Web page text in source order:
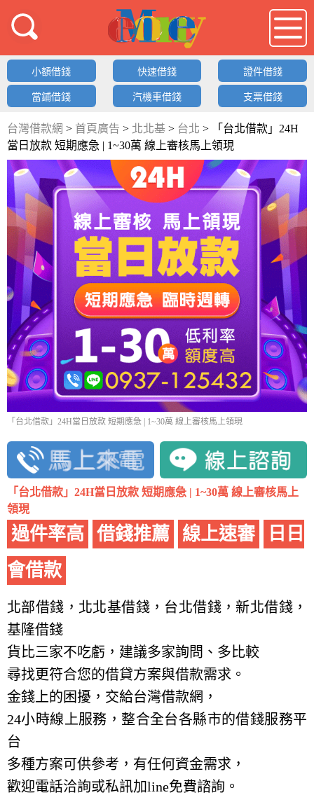
借錢LOGO
小額借錢 快速借錢 證件借錢
當鋪借錢 汽機車借錢 支票借錢
台灣借款網 > 首頁廣告 > 北北基 > 台北 >
「台北借款」24H
當日放款 短期應急 | 1~30萬 線上審核馬上領現
「台北借款」24H當日放款 短期應急 | 1~30萬 線上審核馬上領現
「台北借款」24H當日放款 短期應急 | 1~30萬 線上審核馬上
領現
過件率高 借錢推薦 線上速審
日日
會借款
北部借錢，北北基借錢，台北借錢，新北借錢，
基隆借錢
貨比三家不吃虧，建議多家詢問、多比較
尋找更符合您的借貸方案與借款需求。
金錢上的困擾，交給台灣借款網，
24小時線上服務，整合全台各縣市的借錢服務平
台
多種方案可供參考，有任何資金需求，
歡迎電話洽詢或私訊加line免費諮詢。